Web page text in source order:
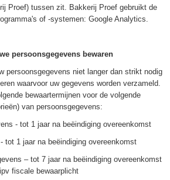
Proef) tussen zit. Bakkerij Proef gebruikt de
of -systemen: Google Analytics.
persoonsgegevens bewaren
persoonsgegevens niet langer dan strikt nodig
waarvoor uw gegevens worden verzameld.
bewaartermijnen voor de volgende
van persoonsgegevens:
- tot 1 jaar na beëindiging overeenkomst
1 jaar na beëindiging overeenkomst
– tot 7 jaar na beëindiging overeenkomst
ipv fiscale bewaarplicht